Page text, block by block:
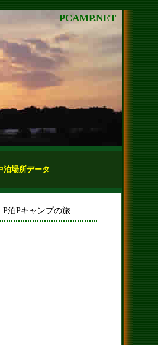
PCAMP.NET
泊場所データ
泊Pキャンプの旅